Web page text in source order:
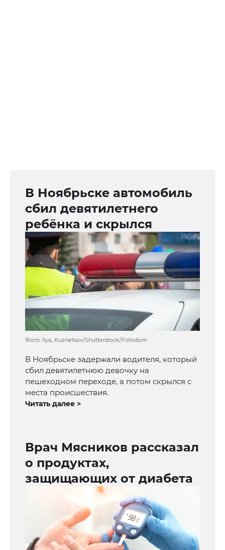
В Ноябрьске автомобиль
сбил девятилетнего
ребёнка и скрылся
Фото: Ilya_Kuznetsov/Shutterstock/Fotodom
В Ноябрьске задержали водителя, который
сбил девятилетнюю девочку на
пешеходном переходе, а потом скрылся с
места происшествия.
Читать далее >
Врач Мясников рассказал
о продуктах,
защищающих от диабета